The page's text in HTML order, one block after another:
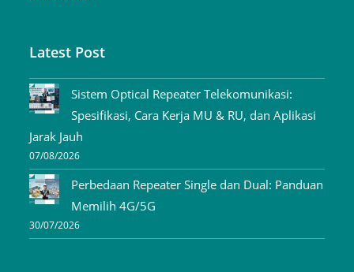
Latest Post
Sistem Optical Repeater Telekomunikasi:
Spesifikasi, Cara Kerja MU & RU, dan Aplikasi
Jarak Jauh
07/08/2026
Perbedaan Repeater Single dan Dual: Panduan
Memilih 4G/5G
30/07/2026